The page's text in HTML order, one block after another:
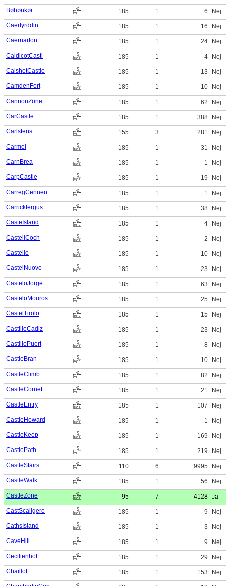
Bøbønkør
185 1 6
Nej
Caerfyrddin
185 1 16
Nej
Caernarfon
185 1 24
Nej
CaldicotCastl
185 1 4
Nej
CalshotCastle
185 1 13
Nej
CamdenFort
185 1 10
Nej
CannonZone
185 1 62
Nej
CarCastle
185 1 388
Nej
Carlstens
155 3 281
Nej
Carmel
185 1 31
Nej
CarnBrea
185 1 1
Nej
CarpCastle
185 1 19
Nej
CarregCennen
185 1 1
Nej
Carrickfergus
185 1 38
Nej
CasteIsland
185 1 4
Nej
CastellCoch
185 1 2
Nej
Castello
185 1 10
Nej
CastelNuovo
185 1 23
Nej
CasteloJorge
185 1 63
Nej
CasteloMouros
185 1 25
Nej
CastelTirolo
185 1 15
Nej
CastilloCadiz
185 1 23
Nej
CastilloPuert
185 1 8
Nej
CastleBran
185 1 10
Nej
CastleClimb
185 1 82
Nej
CastleCornet
185 1 21
Nej
CastleEntry
185 1 107
Nej
CastleHoward
185 1 1
Nej
CastleKeep
185 1 169
Nej
CastlePath
185 1 219
Nej
CastleStairs
110 6 9995
Nej
CastleWalk
185 1 56
Nej
CastleZone
95 7 4128 Ja
CastScaligero
185 1 9
Nej
CathsIsland
185 1 3
Nej
CaveHill
185 1 9
Nej
Cecilienhof
185 1 29
Nej
Chaillot
185 1 153
Nej